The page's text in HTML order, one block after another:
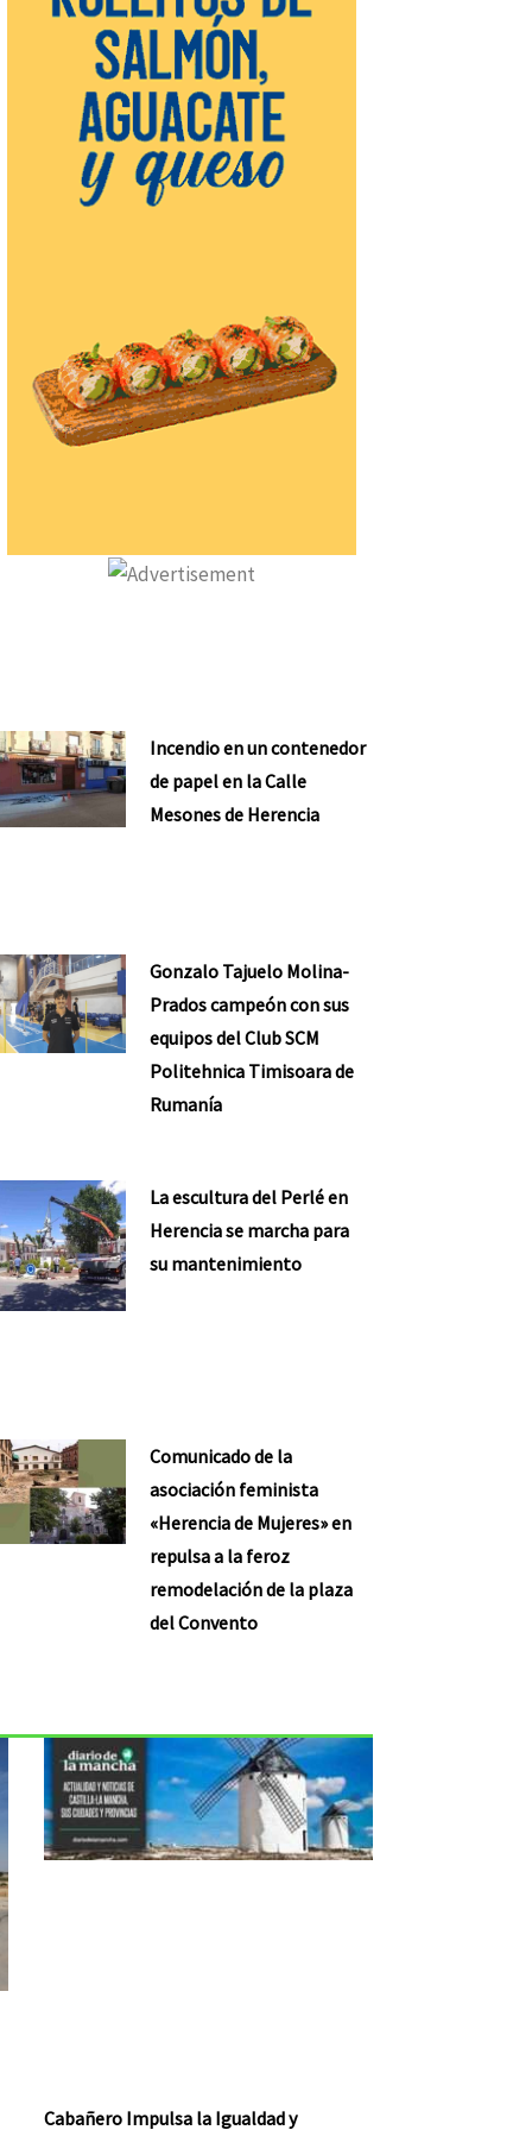
Incendio en un contenedor
de papel en la Calle
Mesones de Herencia
Gonzalo Tajuelo Molina-
Prados campeón con sus
equipos del Club SCM
Politehnica Timisoara de
Rumanía
La escultura del Perlé en
Herencia se marcha para
su mantenimiento
Comunicado de la
asociación feminista
«Herencia de Mujeres» en
repulsa a la feroz
remodelación de la plaza
del Convento
Cabañero Impulsa la Igualdad y